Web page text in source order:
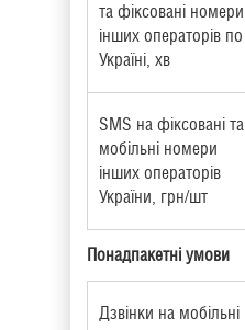
та фіксовані номери
інших операторів по
Україні, хв
SMS на фіксовані та
мобільні номери
інших операторів
України, грн/шт
Понадпакетні умови
Дзвінки на мобільні